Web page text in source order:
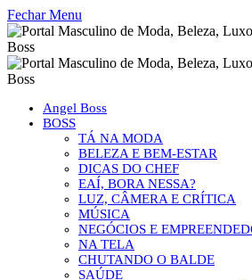
Fechar Menu
Angel Boss
BOSS
TÁ NA MODA
BELEZA E BEM-ESTAR
DICAS DO CHEF
EAÍ, BORA NESSA?
LUZ, CÂMERA E CRÍTICA
MÚSICA
NEGÓCIOS E
NA TELA
CHUTANDO O BALDE
SAÚDE